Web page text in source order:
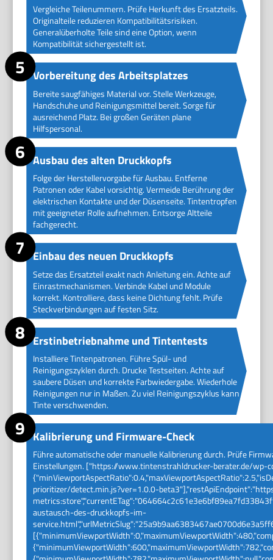
Vergleiche Teilenummern. Prüfe Herkunft des Ersatzteils.
Originalteile reduzieren Kompatibilitätsrisiken.
Generalüberholte Teile sind eine Option, wenn
Kompatibilität sichergestellt ist.
Vorbereitung des Arbeitsplatzes
Bereite saugfähiges Material vor. Stelle Werkzeuge,
Handschuhe und Reinigungsmittel bereit. Sorge für
ausreichend Platz. Bei großen Geräten plane
Hilfspersonal.
Ausbau des alten Druckkopfs
Folge der Herstellervorgabe für Ausbau. Entferne
Patronen oder Kabel vorsichtig. Vermeide Berührung der
elektrischen Kontakte und der Düsenseite. Tintentropfen
mit geeigneter Rolle aufnehmen. Entsorge Altteile
fachgerecht.
Einbau des neuen Druckkopfs
Setze das Ersatzteil exakt nach Anleitung ein. Achte auf
Einrastmechanismen. Verbinde Kabel und Module
korrekt. Kontrolliere, dass keine Dichtung fehlt. Prüfe
Steckverbindungen auf festen Sitz.
Erstinbetriebnahme und Tintentests
Installiere Tintenpatronen. Führe Spül- und
Reinigungszyklen durch. Drucke Testseiten. Achte auf
saubere Düsen und korrekte Farbwiedergabe. Wiederhole
Reinigungen nur in Maßen. Zu viel Reinigungszyklus kann
Tinte verschwenden.
Kalibrierung und Firmware-Check
Führe automatische oder manuelle Kalibrierung durch. Prüfe
Einstellungen. ["https://www.tintenstrahldrucker-berater.de/
prioritizer/detect.min.js?ver=1.0.0-
austausch-des-druckkopfs-im-